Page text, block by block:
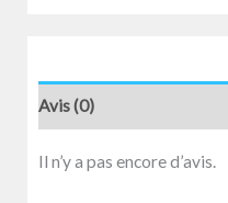
Avis (0)
Il n’y a pas encore d’avis.